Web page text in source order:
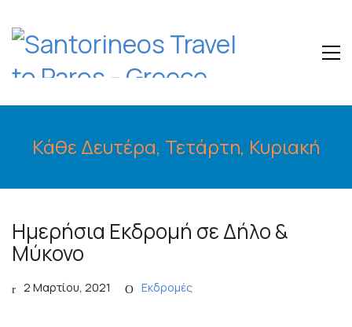
Κάθε Δευτέρα, Τετάρτη, Κυριακή
Ημερήσια Εκδρομή σε Δήλο &
Μύκονο
2 Μαρτίου, 2021 Εκδρομές